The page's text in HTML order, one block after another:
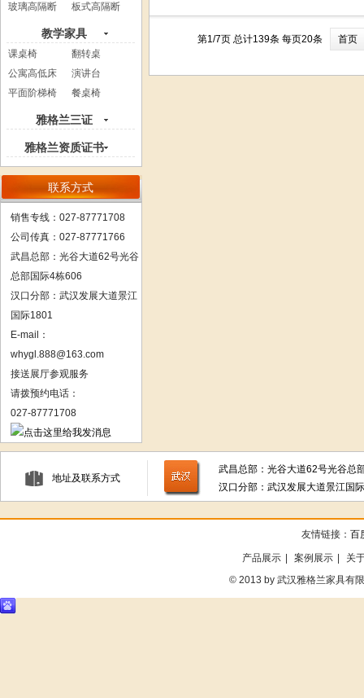
玻璃高隔断 板式高隔断
教学家具
课桌椅
翻转桌
公寓高低床
演讲台
平面阶梯椅
餐桌椅
雅格兰三证
雅格兰资质证书
联系方式
销售专线：027-87771708
公司传真：027-87771766
武昌总部： 光谷大道62号光谷
总部国际4栋606
汉口分部：武汉发展大道景江
国际1801
E-mail：
whygl.888@163.com
接送展厅参观服务
请拨预约电话：
027-87771708
第1/7页 总计139条 每页20条 首页
地址及联系方式
武昌总部：光谷大道62号光谷总
汉口分部：武汉发展大道景江国
友情链接： 百
产品展示 案例展示
关
© 2013 by 武汉雅格兰家具有